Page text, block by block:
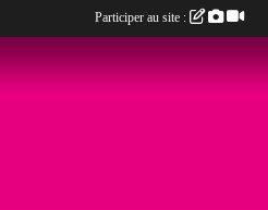
Participer au site :